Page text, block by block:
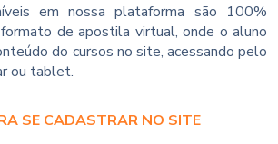
em nossa plataforma são 100%
de apostila virtual, onde o aluno
do cursos no site, acessando pelo
ou tablet.
SE CADASTRAR NO SITE